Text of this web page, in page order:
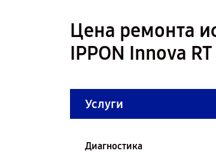
Цена ремонта
IPPON Innova
Услуги
Диагностика